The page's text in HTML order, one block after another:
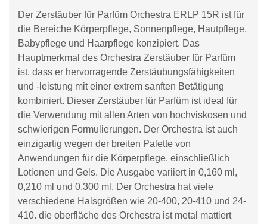
Der Zerstäuber für Parfüm Orchestra ERLP 15R ist für
die Bereiche Körperpflege, Sonnenpflege, Hautpflege,
Babypflege und Haarpflege konzipiert. Das
Hauptmerkmal des Orchestra Zerstäuber für Parfüm
ist, dass er hervorragende Zerstäubungsfähigkeiten
und -leistung mit einer extrem sanften Betätigung
kombiniert. Dieser Zerstäuber für Parfüm ist ideal für
die Verwendung mit allen Arten von hochviskosen und
schwierigen Formulierungen. Der Orchestra ist auch
einzigartig wegen der breiten Palette von
Anwendungen für die Körperpflege, einschließlich
Lotionen und Gels. Die Ausgabe variiert in 0,160 ml,
0,210 ml und 0,300 ml. Der Orchestra hat viele
verschiedene Halsgrößen wie 20-400, 20-410 und 24-
410. die oberfläche des Orchestra ist metal mattiert